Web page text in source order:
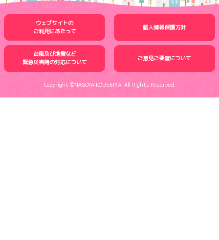
ウェブサイトの
ご利用にあたって
個人情報保護方針
台風及び地震など
緊急災害時の対応について
ご意見ご要望について
Copyright ©NAGOYA KOUSEIKAI All Rights Reserved.